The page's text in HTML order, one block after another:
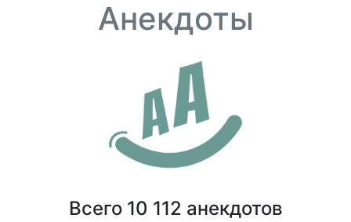
Анекдоты
Всего 10 112 анекдотов